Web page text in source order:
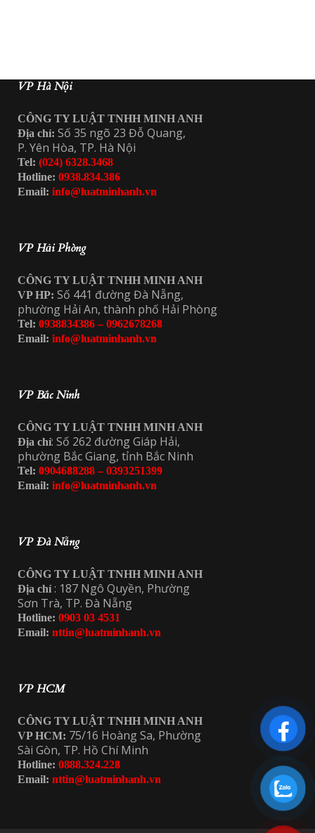
VP Hà Nội
CÔNG TY LUẬT TNHH MINH ANH
Địa chỉ: Số 35 ngõ 23 Đỗ Quang,
P. Yên Hòa, TP. Hà Nội
Tel: (024) 6328.3468
Hotline: 0938.834.386
Email: info@luatminhanh.vn
VP Hải Phòng
CÔNG TY LUẬT TNHH MINH ANH
VP HP: Số 441 đường Đà Nẵng,
phường Hải An, thành phố Hải Phòng
Tel: 0938834386 – 0962678268
Email: info@luatminhanh.vn
VP Bắc Ninh
CÔNG TY LUẬT TNHH MINH ANH
Địa chỉ: Số 262 đường Giáp Hải,
phường Bắc Giang, tỉnh Bắc Ninh
Tel: 0904688288 – 0393251399
Email: info@luatminhanh.vn
VP Đà Nẵng
CÔNG TY LUẬT TNHH MINH ANH
Địa chỉ : 187 Ngô Quyền, Phường
Sơn Trà, TP. Đà Nẵng
Hotline: 0903 03 4531
Email: nttin@luatminhanh.vn
VP HCM
CÔNG TY LUẬT TNHH MINH ANH
VP HCM: 75/16 Hoàng Sa, Phường
Sài Gòn, TP. Hồ Chí Minh
Hotline: 0888.324.228
Email: nttin@luatminhanh.vn